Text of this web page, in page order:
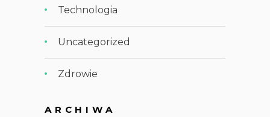
Technologia
Uncategorized
Zdrowie
ARCHIWA